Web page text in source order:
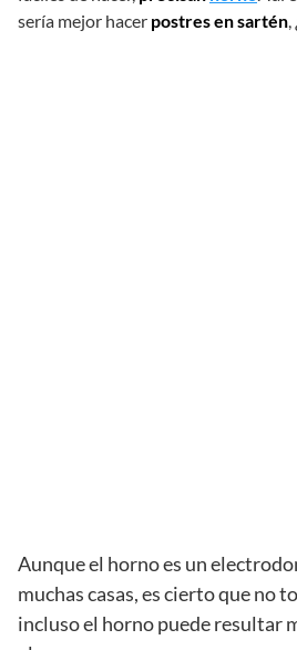
sería mejor hacer postres en sartén,
Aunque el horno es un
muchas casas, es cierto que no
incluso el horno puede resultar